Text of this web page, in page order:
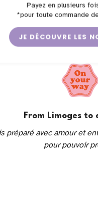
Payez en plusieurs
*pour toute commande
JE DÉCOUVRE LES
From Limoges to
préparé avec amour et
pour pouvoir